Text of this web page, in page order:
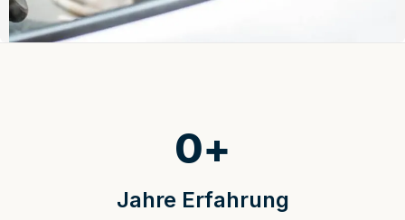
Jahre Erfahrung
0+